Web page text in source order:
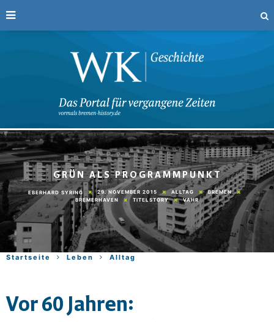
GRÜN ALS PROGRAMMPUNKT
EBERHARD SYRING 29. NOVEMBER 2015 ALLTAG
BREMEN
BREMERHAVEN
TITELSTORY VAHR
Startseite Leben Alltag
Vor 60 Jahren: